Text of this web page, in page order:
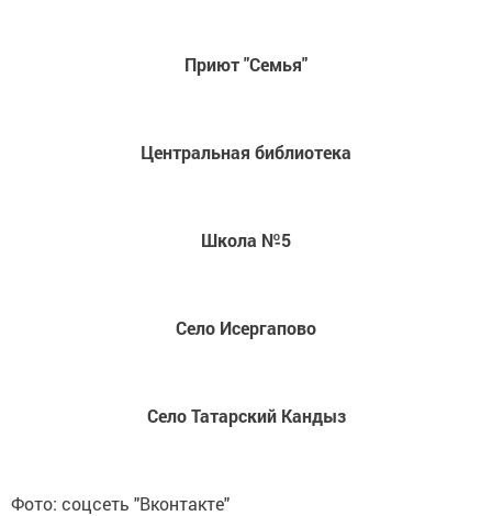
Приют "Семья"
Центральная библиотека
Школа №5
Село Исергапово
Село Татарский Кандыз
Фото: соцсеть "Вконтакте"